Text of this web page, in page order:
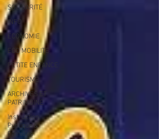
SOLIDARITÉ
INFO
ECONOMIE
ECO MOBILITE
PETITE ENFANCE
TOURISME
ARCHIVES ET
PATRIMOINE
Instruction
Publique &
Familles